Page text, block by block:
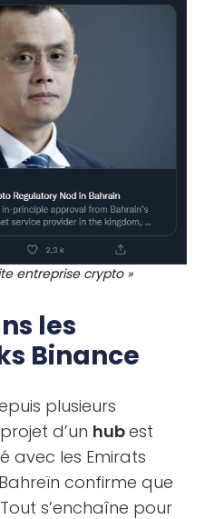
entreprise crypto »
les
Binance
plusieurs
d’un hubest
avec les Emirats
confirme que
s’enchaîne pour